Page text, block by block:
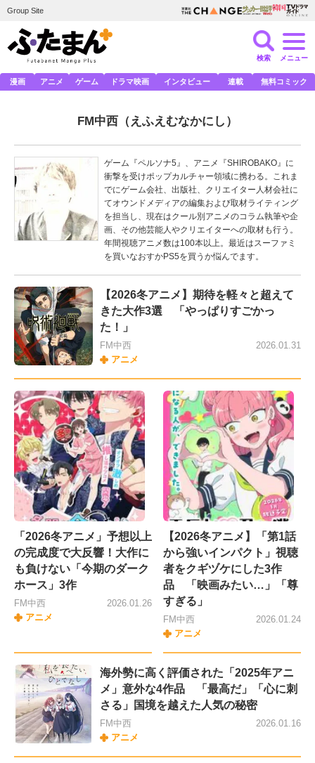
Group Site
検索 メニュー
漫画 アニメ ゲーム ドラマ映画 インタビュー 連載 無料コミック
FM中西 （えふえむなかにし）
ゲーム『ペルソナ5』、アニメ『SHIROBAKO』に
衝撃を受けポップカルチャー領域に携わる。これま
でにゲーム会社、出版社、クリエイター人材会社に
てオウンドメディアの編集および取材ライティング
を担当し、現在はクール別アニメのコラム執筆や企
画、その他芸能人やクリエイターへの取材も行う。
年間視聴アニメ数は100本以上。最近はスーファミ
を買いなおすかPS5を買うか悩んでます。
【2026冬アニメ】期待を軽々と超えて
きた大作3選 「やっぱりすごかっ
た！」
FM中西
アニメ
2026.01.31
「2026冬アニメ」予想以上
の完成度で大反響！大作に
も負けない「今期のダーク
ホース」3作
FM中西
アニメ
2026.01.26
【2026冬アニメ】「第1話
から強いインパクト」視聴
者をクギヅケにした3作
品 「映画みたい…」「尊
すぎる」
FM中西
アニメ
2026.01.24
海外勢に高く評価された「2025年アニ
メ」意外な4作品 「最高だ」「心に刺
さる」国境を越えた人気の秘密
FM中西
アニメ
2026.01.16